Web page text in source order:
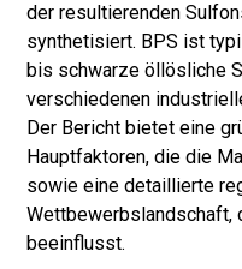
der resultierenden
synthetisiert. BPS ist
bis schwarze öllösliche
verschiedenen
Der Bericht bietet eine
Hauptfaktoren, die die
sowie eine detaillierte
Wettbewerbslandschaft,
beeinflusst.